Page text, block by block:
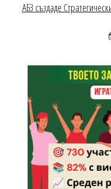
АБЗ създаде